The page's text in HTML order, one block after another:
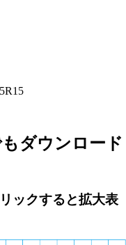
もダウンロード
ックすると拡大表